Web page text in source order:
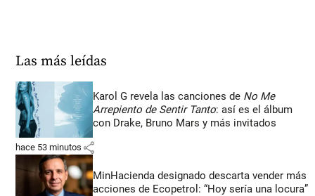
Las más leídas
Karol G revela las canciones de No Me
Arrepiento de Sentir Tanto: así es el álbum
con Drake, Bruno Mars y más invitados
hace 53 minutos share
MinHacienda designado descarta vender más
acciones de Ecopetrol: “Hoy sería una locura”